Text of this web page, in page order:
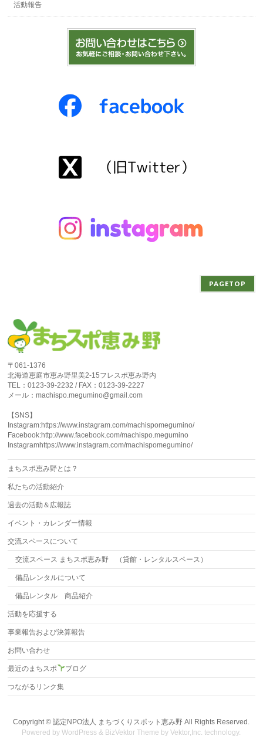
活動報告
PAGETOP
〒061-1376
北海道恵庭市恵み野里美2-15フレスポ恵み野内
TEL：0123-39-2232 / FAX：0123-39-2227
メール：machispo.megumino@gmail.com
【SNS】
Instagram:https://www.instagram.com/machispomegumino/
Facebook:http://www.facebook.com/machispo.megumino
Instagramhttps://www.instagram.com/machispomegumino/
まちスポ恵み野とは？
私たちの活動紹介
過去の活動＆広報誌
イベント・カレンダー情報
交流スペースについて
交流スペース まちスポ恵み野 （貸館・レンタルスペース）
備品レンタルについて
備品レンタル 商品紹介
活動を応援する
事業報告および決算報告
お問い合わせ
最近のまちスポ ブログ
つながるリンク集
Copyright ©認定NPO法人 まちづくりスポット恵み野 All Rights Reserved.
Powered byWordPress & BizVektor Theme byVektor,Inc. technology.